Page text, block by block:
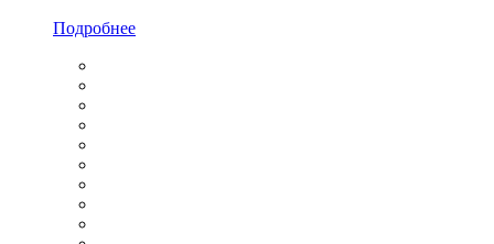
Подробнее